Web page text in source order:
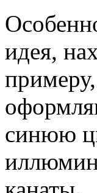
идея,
синюю